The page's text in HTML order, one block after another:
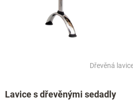
Dřevěná
Lavice s dřevěnými sedadly